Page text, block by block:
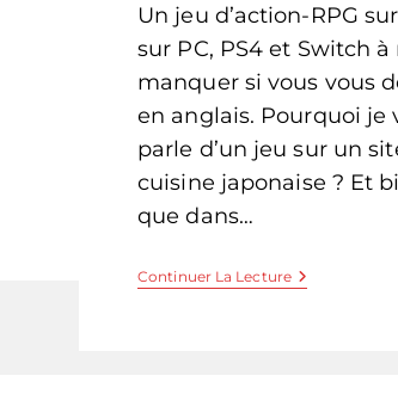
publication :
Un jeu d’action-RPG
sur PC, PS4 et Switch à
manquer si vous vous
en anglais. Pourquoi je
parle d’un jeu sur un
cuisine japonaise ? Et
que dans…
Continuer La LectureSakuna:
Of